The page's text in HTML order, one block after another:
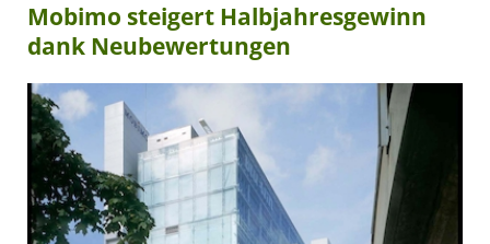
Mobimo steigert Halbjahresgewinn
dank Neubewertungen